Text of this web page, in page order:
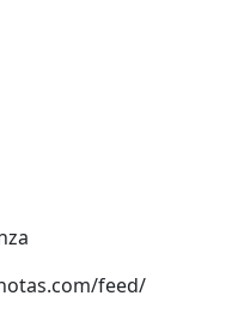
feed/